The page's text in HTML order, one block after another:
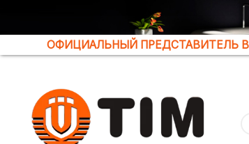
ОФИЦИАЛЬНЫЙ ПРЕДСТАВИТЕЛЬ